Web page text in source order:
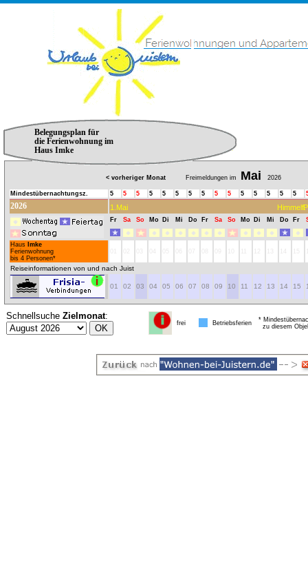
Belegungsplan für
die Ferienwohnung im
Haus Imke
< vorheriger Monat Freimeldungen im Mai 2026
Mindestübernachtungsz. 5 5 5 5 5 5 5 5 5 5 5 5 5 5 5
2026 1.Mai Himmelf.
Fr Sa So Mo Di Mi Do Fr Sa So Mo Di Mi Do Fr
Haus Imke
Ferienwohnung
bis 4 Personen*
Reiseinformationen von und nach Juist
01 02 03 04 05 06 07 08 09 10 11 12 13 14 15
Schnellsuche Zielmonat:
frei Betriebsferien
*
zu diesem